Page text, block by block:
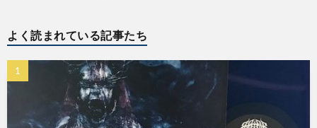
よく読まれている記事たち